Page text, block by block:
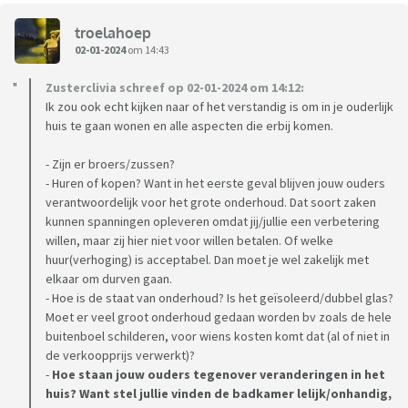
troelahoep
02-01-2024om 14:43
Zusterclivia schreef op 02-01-2024 om 14:12:
Ik zou ook echt kijken naar of het verstandig is om in je ouderlijk
huis te gaan wonen en alle aspecten die erbij komen.
- Zijn er broers/zussen?
- Huren of kopen? Want in het eerste geval blijven jouw ouders
verantwoordelijk voor het grote onderhoud. Dat soort zaken
kunnen spanningen opleveren omdat jij/jullie een verbetering
willen, maar zij hier niet voor willen betalen. Of welke
huur(verhoging) is acceptabel. Dan moet je wel zakelijk met
elkaar om durven gaan.
- Hoe is de staat van onderhoud? Is het geïsoleerd/dubbel glas?
Moet er veel groot onderhoud gedaan worden bv zoals de hele
buitenboel schilderen, voor wiens kosten komt dat (al of niet in
de verkoopprijs verwerkt)?
- Hoe staan jouw ouders tegenover veranderingen in het
huis? Want stel jullie vinden de badkamer lelijk/onhandig,